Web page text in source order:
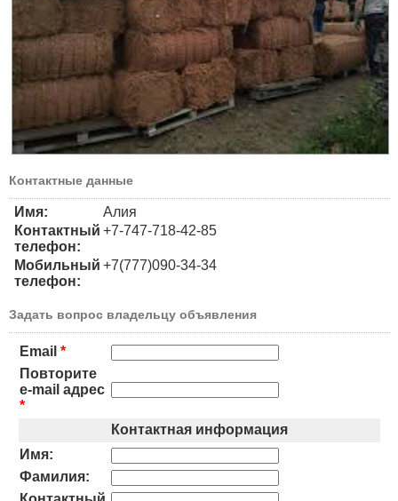
Контактные данные
Имя:
Алия
Контактный
телефон:
+7-747-718-42-85
Мобильный
телефон:
+7(777)090-34-34
Задать вопрос владельцу объявления
Email *
Повторите
e-mail адрес
*
Контактная информация
Имя:
Фамилия: